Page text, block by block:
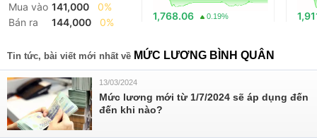
Mua vào 141,000
0%
Bán ra
144,000 0%
1,768.06 0.19%
Tin tức, bài viết mới nhất về MỨC LƯƠNG BÌNH QUÂN
13/03/2024
Mức lương mới từ 1/7/2024 sẽ áp dụng đến
đến khi nào?